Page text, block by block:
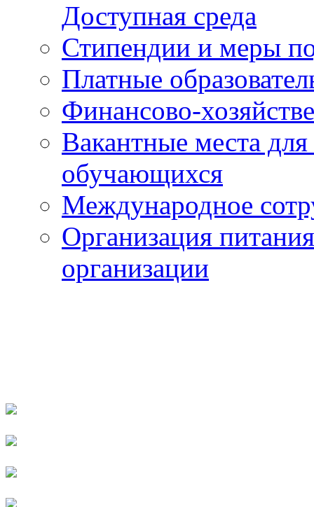
Доступная среда
Стипендии и меры
Платные
Финансово-
Вакантные места
обучающихся
Международное
Организация
организации